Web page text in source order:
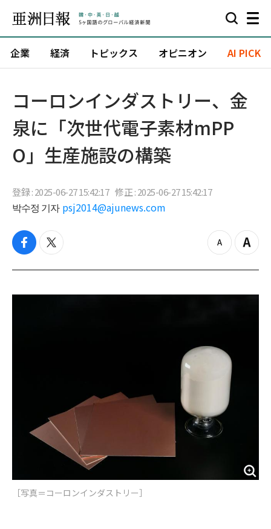
企業 経済 トピックス オピニオン AI PICK
コーロンインダストリー、金
泉に「次世代電子素材mPP
O」生産施設の構築
登録 : 2025-06-27 15:42:17 修正 : 2025-06-27 15:42:17
박수정 기자 psj2014@ajunews.com
f
c
b
t
i
t
z
o
o
Z
o
i
［写真＝コーロンインダストリー］